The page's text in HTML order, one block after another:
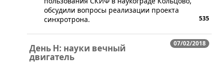
обсудили вопросы реализации проекта
синхротрона.
535
07/02/2018
День Н: науки вечный
двигатель